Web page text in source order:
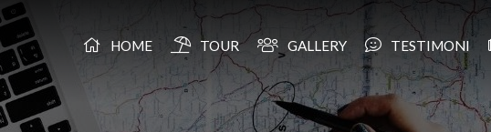
HOME TOUR GALLERY TESTIMONI